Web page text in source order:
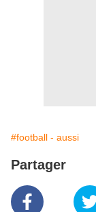
#football - aussi
Partager